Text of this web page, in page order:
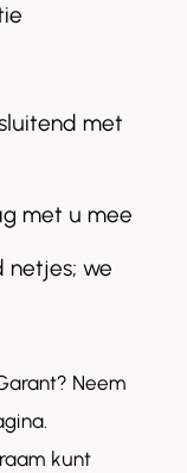
met
met u mee
we
Neem
kunt